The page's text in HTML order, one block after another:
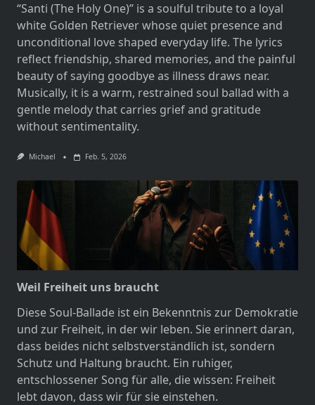
“Santi (The Holy One)” is a soulful tribute to a loyal
white Golden Retriever whose quiet presence and
unconditional love shaped everyday life. The lyrics
reflect friendship, shared memories, and the painful
beauty of saying goodbye as illness draws near.
Musically, it is a warm, restrained soul ballad with a
gentle melody that carries grief and gratitude
without sentimentality.
Michael Feb. 5, 2026
Weil Freiheit uns braucht
Diese Soul-Ballade ist ein Bekenntnis zur Demokratie
und zur Freiheit, in der wir leben. Sie erinnert daran,
dass beides nicht selbstverständlich ist, sondern
Schutz und Haltung braucht. Ein ruhiger,
entschlossener Song für alle, die wissen: Freiheit
lebt davon, dass wir für sie einstehen.